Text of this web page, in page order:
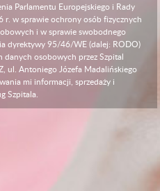
Parlamentu Europejskiego i Rady
w sprawie ochrony osób fizycznych
i w sprawie swobodnego
dyrektywy 95/46/WE (dalej: RODO)
danych osobowych przez Szpital
ul. Antoniego Józefa Madalińskiego
mi informacji, sprzedaży i
Szpitala.